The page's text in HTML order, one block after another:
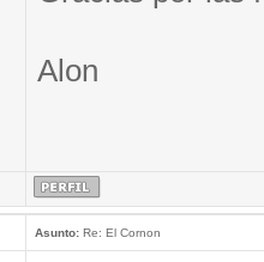
Alon
Asunto:Re: El Cornon